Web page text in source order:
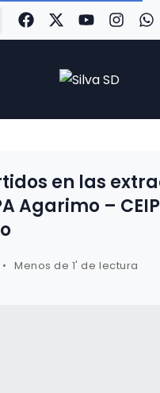
en las
Agarimo –
Menos de 1' de lectura